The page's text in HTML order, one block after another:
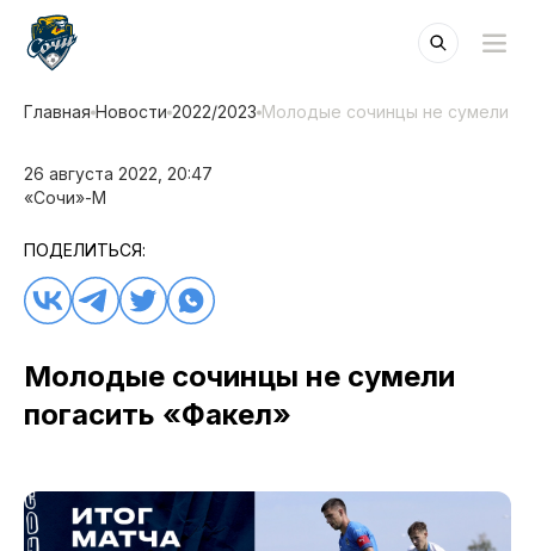
Главная Новости 2022/2023 Молодые сочинцы не сумели
26 августа 2022, 20:47
«Сочи»-М
ПОДЕЛИТЬСЯ:
Молодые сочинцы не сумели
погасить «Факел»